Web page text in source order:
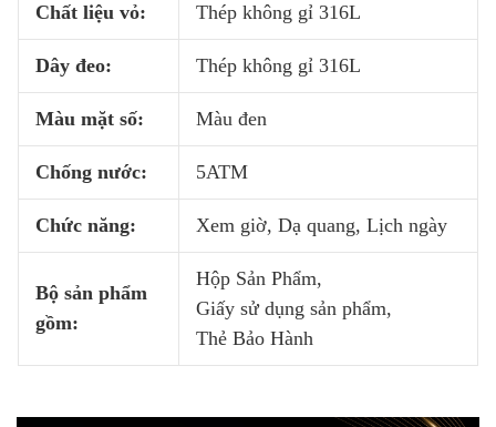
Chất liệu vỏ: Thép không gỉ 316L
Dây đeo: Thép không gỉ 316L
Màu mặt số: Màu đen
Chống nước: 5ATM
Chức năng: Xem giờ, Dạ quang, Lịch ngày
Bộ sản phẩm
gồm:
Hộp Sản Phẩm,
Giấy sử dụng sản phẩm,
Thẻ Bảo Hành